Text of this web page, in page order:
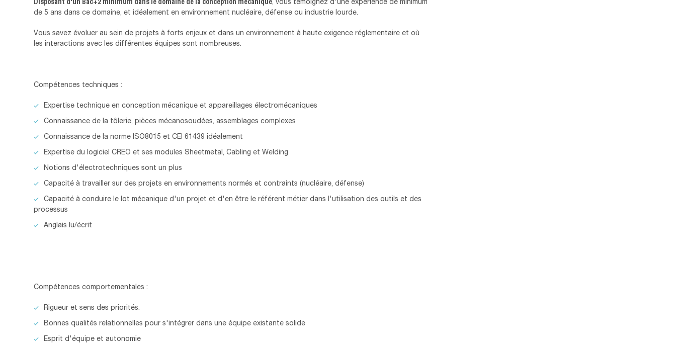
de 5 ans dans ce domaine, et idéalement en environnement nucléaire, défense ou industrie lourde.
Vous savez évoluer au sein de projets à forts enjeux et dans un environnement à haute exigence réglementaire et où
les interactions avec les différentes équipes sont nombreuses.
Compétences techniques :
Expertise technique en conception mécanique et appareillages électromécaniques
Connaissance de la tôlerie, pièces mécanosoudées, assemblages complexes
Connaissance de la norme ISO8015 et CEI 61439 idéalement
Expertise du logiciel CREO et ses modules Sheetmetal, Cabling et Welding
Notions d'électrotechniques sont un plus
Capacité à travailler sur des projets en environnements normés et contraints (nucléaire, défense)
Capacité à conduire le lot mécanique d'un projet et d'en être le référent métier dans l'utilisation des outils et des
processus
Anglais lu/écrit
Compétences comportementales :
Rigueur et sens des priorités.
Bonnes qualités relationnelles pour s'intégrer dans une équipe existante solide
Esprit d'équipe et autonomie